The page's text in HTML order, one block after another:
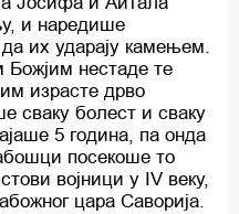
и наредише
их ударају камењем.
нестаде те
израсте дрво
сваку болест и сваку
5 година, па онда
посекоше то
војници у IV веку,
цара Саворија.